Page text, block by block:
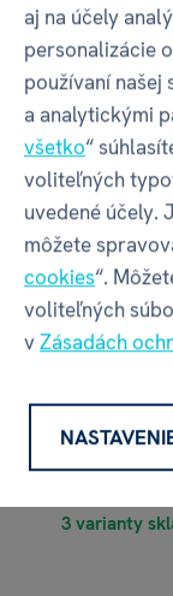
€
1 varianta
Tričko -
3 varianty
aj na účely
personalizácie
používaní našej
a analytickými
všetko“
voliteľných
uvedené účely.
môžete
cookies“.
voliteľných
vZásadách